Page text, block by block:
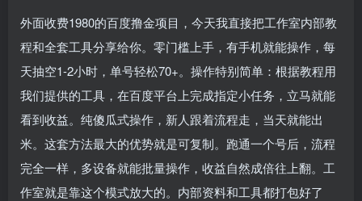
外面收费1980的百度撸金项目，今天我直接把工作室内部教
程和全套工具分享给你。零门槛上手，有手机就能操作，每
天抽空1-2小时，单号轻松70+。操作特别简单：根据教程用
我们提供的工具，在百度平台上完成指定小任务，立马就能
看到收益。纯傻瓜式操作，新人跟着流程走，当天就能出
米。这套方法最大的优势就是可复制。跑通一个号后，流程
完全一样，多设备就能批量操作，收益自然成倍往上翻。工
作室就是靠这个模式放大的。内部资料和工具都打包好了